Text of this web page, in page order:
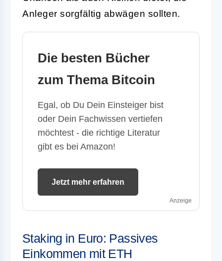
Anleger sorgfältig abwägen sollten.
Die besten Bücher
zum Thema Bitcoin
Egal, ob Du Dein Einsteiger bist
oder Dein Fachwissen vertiefen
möchtest - die richtige Literatur
gibt es bei Amazon!
Jetzt mehr erfahren
Anzeige
Staking in Euro: Passives
Einkommen mit ETH